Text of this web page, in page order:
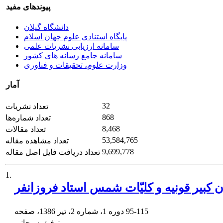
پیوندهای مفید
دانشگاه گیلان
پایگاه استنادی علوم جهان اسلام
سامانه ارزیابی نشریات علمی
سامانه جامع رسانه های کشور
وزارت علوم، تحقیقات و فناوری
آمار
تعداد نشریات
32
تعداد شماره‌ها
868
تعداد مقالات
8,468
تعداد مشاهده مقاله
53,584,765
تعداد دریافت فایل اصل مقاله 9,699,778
1.
کبیر قونیه و کلیّات شمس استاد فروزانفر
95-115